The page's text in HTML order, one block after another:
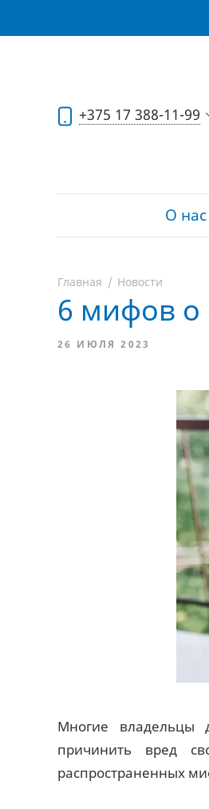
+375 17 388-11-99
О нас
Главная Новости
6 мифов о
26 ИЮЛЯ 2023
Многие владельцы
причинить вред
распространенных